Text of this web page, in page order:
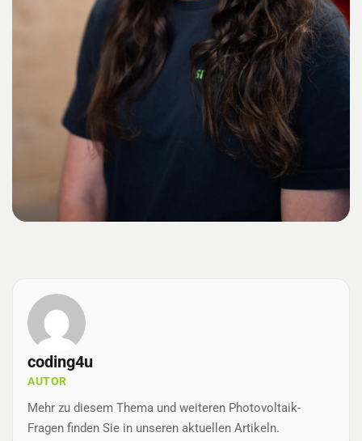
coding4u
AUTOR
Mehr zu diesem Thema und weiteren Photovoltaik-
Fragen finden Sie in unseren aktuellen Artikeln.